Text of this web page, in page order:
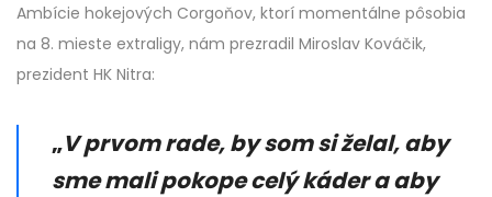
Ambície hokejových Corgoňov, ktorí momentálne pôsobia
na 8. mieste extraligy, nám prezradil Miroslav Kováčik,
prezident HK Nitra:
„V prvom rade, by som si želal, aby
sme mali pokope celý káder a aby